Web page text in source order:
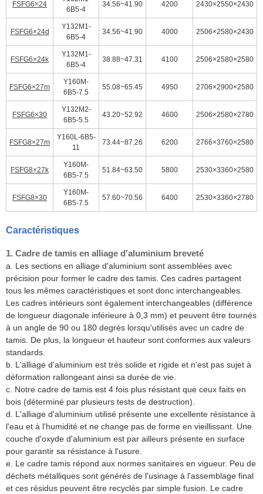
FSFG6×24
6B5-4
34.56~41.90 4200 2430×2550×2430
FSFG6×24d
Y132M1-
6B5-4
34.56~41.90 4000 2506×2580×2430
FSFG6×24k
Y132M1-
6B5-4
38.88~47.31 4100 2506×2580×2580
FSFG6×27m
Y160M-
6B5-7.5
55.08~65.45 4950 2706×2900×2580
FSFG6×30
Y132M2-
6B5-5.5
43.20~52.92 4600 2506×2580×2780
FSFG8×27m
Y160L-6B5-
11
73.44~87.26 6200 2766×3760×2580
FSFG8×27k
Y160M-
6B5-7.5
51.84~63.50 5800 2530×3360×2580
FSFG8×30
Y160M-
6B5-7.5
57.60~70.56 6400 2530×3360×2780
Caractéristiques
1. Cadre de tamis en alliage d'aluminium breveté
a. Les sections en alliage d'aluminium sont assemblées avec
précision pour former le cadre des tamis. Ces cadres partagent
tous les mêmes caractéristiques et sont donc interchangeables.
Les cadres intérieurs sont également interchangeables (différence
de longueur diagonale inférieure à 0,3 mm) et peuvent être tournés
à un angle de 90 ou 180 degrés lorsqu'utilisés avec un cadre de
tamis. De plus, la longueur et hauteur sont conformes aux valeurs
standards.
b. L'alliage d'aluminium est très solide et rigide et n'est pas sujet à
déformation rallongeant ainsi sa durée de vie.
c. Notre cadre de tamis est 4 fois plus résistant que ceux faits en
bois (déterminé par plusieurs tests de destruction).
d. L'alliage d'aluminium utilisé présente une excellente résistance à
l'eau et à l'humidité et ne change pas de forme en vieillissant. Une
couche d'oxyde d'aluminium est par ailleurs présente en surface
pour garantir sa résistance à l'usure.
e. Le cadre tamis répond aux normes sanitaires en vigueur. Peu de
déchets métalliques sont générés de l'usinage à l'assemblage final
et ces résidus peuvent être recyclés par simple fusion. Le cadre